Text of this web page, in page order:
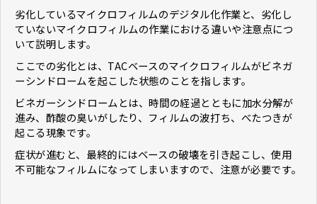
劣化しているマイクロフィルムのデジタル化作業と、劣化し
ていないマイクロフィルムの作業における違いや注意点につ
いて説明します。
ここでの劣化とは、TACベースのマイクロフィルムがビネガ
ーシンドロームを起こした状態のことを指します。
ビネガーシンドロームとは、時間の経過とともに加水分解が
進み、酢酸の臭いがしたり、フィルムの波打ち、べたつきが
起こる現象です。
症状が進むと、最終的にはベースの破壊を引き起こし、使用
不可能なフィルムになってしまいますので、注意が必要です。